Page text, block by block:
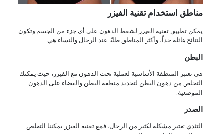
مناطق استخدام تقنية الفيزر
يمكن تطبيق تقنية الفيزر لشفط الدهون على أي جزء من الجسم وتكون
النتائج هائلة جداً، وأكثر المناطق طلبًا عند الرجال والنساء هي:
البطن
هي تعتبر المنطقة الأساسية لعملية نحت الدهون مع الفيزر، حيث يمكنك
التخلص من دهون البطن لتحديد منطقة البطن والقضاء على الدهون
الموضعية.
الصدر
التثدي تعتبر مشكلة لكثير من الرجال، فمع تقنية الفيزر يمكننا التخلص